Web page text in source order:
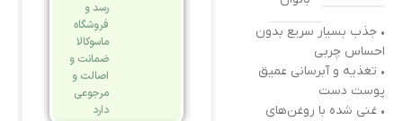
• جذب بسیار سریع بدون
احساس چربی
• تغذیه و آبرسانی عمیق
پوست دست
• غنی شده با روغن‌های
رسد و
فروشگاه
ماسوکالا
ضمانت و
اصالت و
مرجوعی
دارد